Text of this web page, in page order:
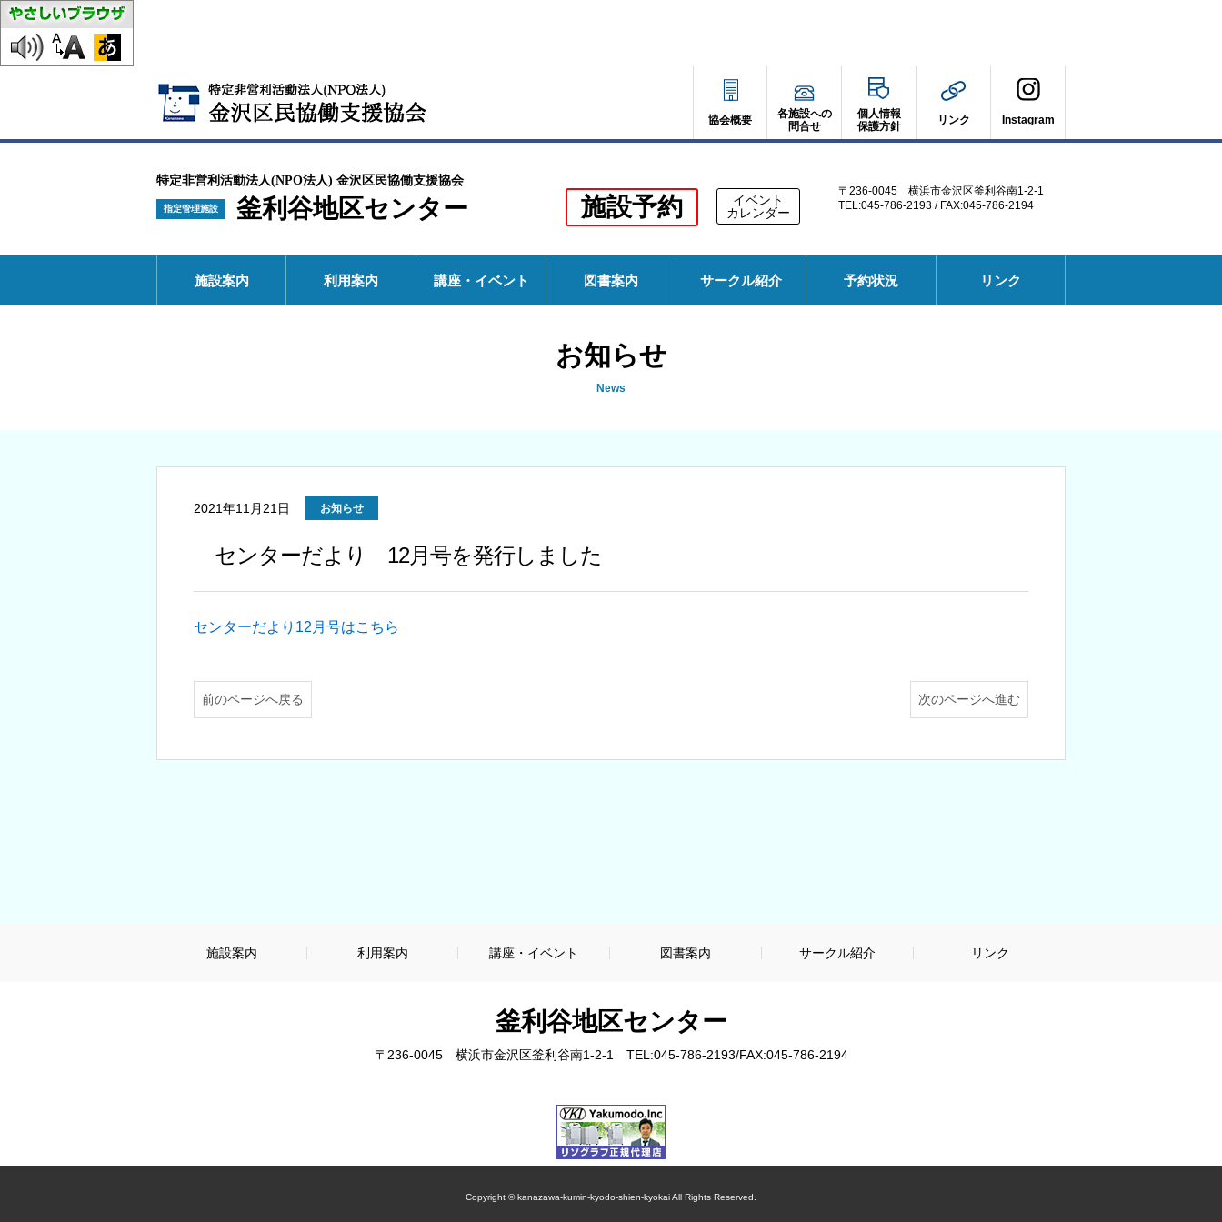
協会概要
各施設への
問合せ
個人情報
保護方針
リンク Instagram
特定非営利活動法人(NPO法人) 金沢区民協働支援協会
指定管理施設 釜利谷地区センター 施設予約別
ウ
ィ
ン
ド
イベント
カレンダー
ウ
〒236-0045 横浜市金沢区釜利谷南1-2-1
TEL:045-786-2193 / FAX:045-786-2194
施設案内 利用案内 講座・イベント 図書案内 サークル紹介 予約状況
ィ
リンク
お知らせ
News
2021年11月21日 お知らせ
センターだより 12月号を発行しました
センターだより12月号はこちら
前のページへ戻る 次のページへ進む
施設案内 利用案内 講座・イベント 図書案内 サークル紹介 リンク
釜利谷地区センター
〒236-0045 横浜市金沢区釜利谷南1-2-1 TEL:045-786-2193/FAX:045-786-2194
Copyright © kanazawa-kumin-kyodo-shien-kyokai All Rights Reserved.